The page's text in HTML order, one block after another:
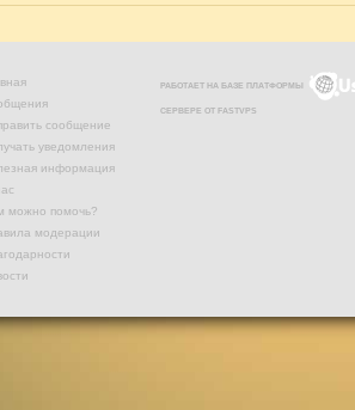
сообщение
уведомления
информация
можно помочь?
модерации
РАБОТАЕТ НА БАЗЕ ПЛАТФОРМЫ
СЕРВЕРЕ ОТ FASTVPS